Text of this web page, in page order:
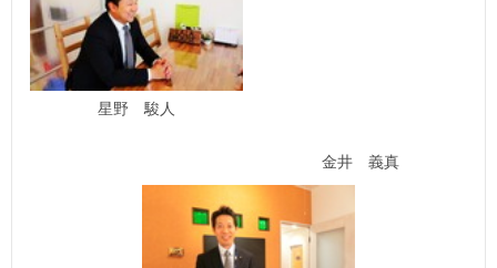
星野 駿人
金井 義真